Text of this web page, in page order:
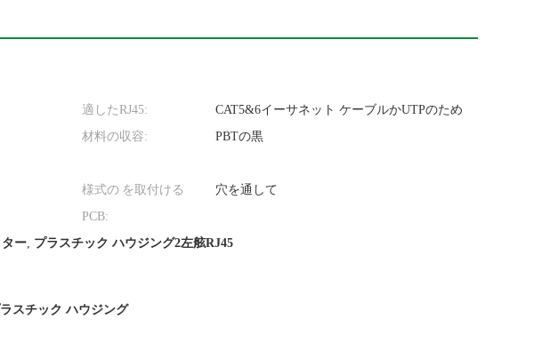
適したRJ45:
CAT5&6イーサネット ケーブルかUTPのため
材料の収容: PBTの黒
様式の を取付ける
PCB:
穴を通して
ー, プラスチック ハウジング2左舷RJ45
スチック ハウジング